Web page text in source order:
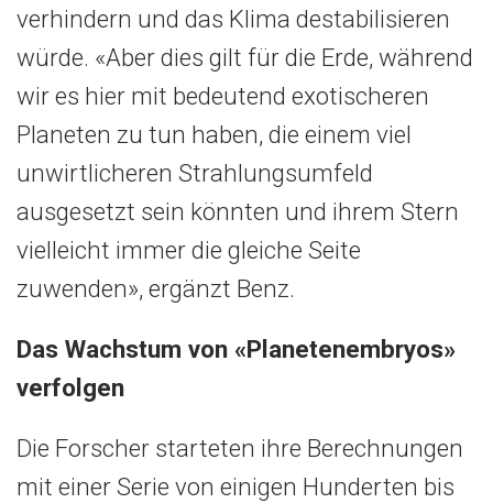
verhindern und das Klima destabilisieren
würde. «Aber dies gilt für die Erde, während
wir es hier mit bedeutend exotischeren
Planeten zu tun haben, die einem viel
unwirtlicheren Strahlungsumfeld
ausgesetzt sein könnten und ihrem Stern
vielleicht immer die gleiche Seite
zuwenden», ergänzt Benz.
Das Wachstum von «Planetenembryos»
verfolgen
Die Forscher starteten ihre Berechnungen
mit einer Serie von einigen Hunderten bis